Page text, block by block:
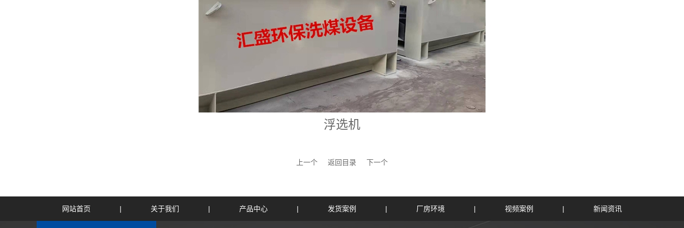
浮选机
上一个 返回目录 下一个
网站首页 | 关于我们 | 产品中心 | 发货案例 | 厂房环境 | 视频案例 | 新闻资讯